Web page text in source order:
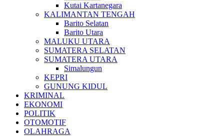
Kutai Kartanegara
KALIMANTAN TENGAH
Barito Selatan
Barito Utara
MALUKU UTARA
SUMATERA SELATAN
SUMATERA UTARA
Simalungun
KEPRI
GUNUNG KIDUL
KRIMINAL
EKONOMI
POLITIK
OTOMOTIF
OLAHRAGA